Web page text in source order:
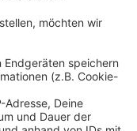
Treffpunkt